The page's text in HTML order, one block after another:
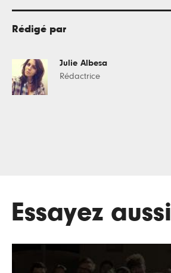
Rédigé par
Julie Albesa
Rédactrice
Essayez aussi